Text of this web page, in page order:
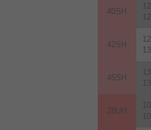
40SH
42SH
45SH
28UH